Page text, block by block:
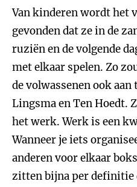
Van kinderen wordt het
gevonden dat ze in de
ruziën en de volgende
met elkaar spelen. Zo
de volwassenen ook
Lingsma en Ten Hoedt.
het werk. Werk is een
Wanneer je iets
anderen voor elkaar
zitten bijna per definitie